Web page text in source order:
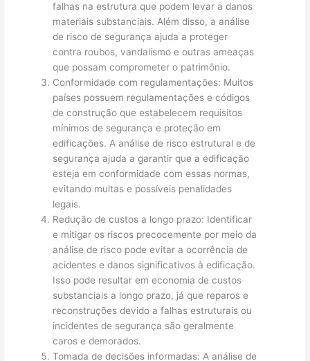
falhas na estrutura que podem levar a danos
materiais substanciais. Além disso, a análise
de risco de segurança ajuda a proteger
contra roubos, vandalismo e outras ameaças
que possam comprometer o patrimônio.
Conformidade com regulamentações: Muitos
países possuem regulamentações e códigos
de construção que estabelecem requisitos
mínimos de segurança e proteção em
edificações. A análise de risco estrutural e de
segurança ajuda a garantir que a edificação
esteja em conformidade com essas normas,
evitando multas e possíveis penalidades
legais.
Redução de custos a longo prazo: Identificar
e mitigar os riscos precocemente por meio da
análise de risco pode evitar a ocorrência de
acidentes e danos significativos à edificação.
Isso pode resultar em economia de custos
substanciais a longo prazo, já que reparos e
reconstruções devido a falhas estruturais ou
incidentes de segurança são geralmente
caros e demorados.
Tomada de decisões informadas: A análise de